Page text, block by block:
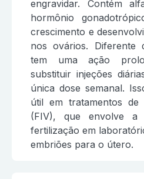
engravidar. Contém
hormônio
crescimento e
nos ovários. Diferente
tem uma ação
substituir injeções
única dose semanal.
útil em tratamentos
(FIV), que envolve a
fertilização em
embriões para o útero.